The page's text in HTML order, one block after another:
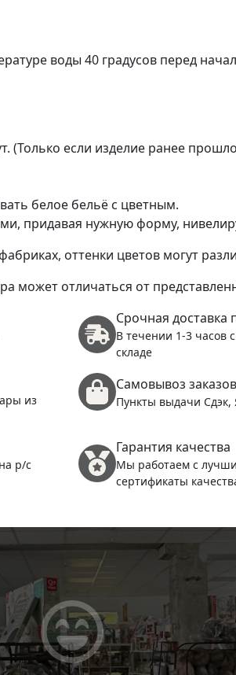
воды 40 градусов перед
(Только если изделие ранее
белое бельё с цветным.
придавая нужную форму,
оттенки цветов могут
может отличаться от
Срочная доставка
В течении 1-3 часов
складе
из
Самовывоз заказов
Пункты выдачи Сдэк,
р/с
Гарантия качества
Мы работаем с
сертификаты